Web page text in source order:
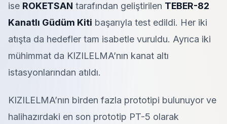
ise ROKETSAN tarafından geliştirilen TEBER-82
Kanatlı Güdüm Kiti başarıyla test edildi. Her iki
atışta da hedefler tam isabetle vuruldu. Ayrıca iki
mühimmat da KIZILELMA’nın kanat altı
istasyonlarından atıldı.
KIZILELMA’nın birden fazla prototipi bulunuyor ve
halihazırdaki en son prototip PT-5 olarak